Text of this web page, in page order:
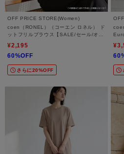
OFF PRICE STORE(Women)
coen（RONEL）（コーエン ロネル） ド
ットフリルブラウス【SALE/セール/オフ
通勤】
¥2,195
60%OFF
さらに20%OFF
レ